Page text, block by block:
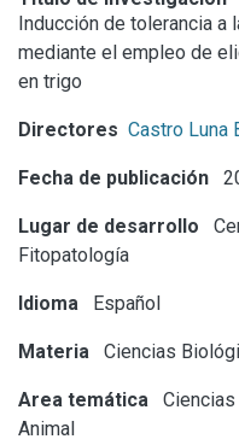
Inducción de tolerancia a
mediante el empleo de
en trigo
Directores Castro Luna
Fecha de publicación
Lugar de desarrollo
Fitopatología
Idioma Español
Materia Ciencias
Area temática
Animal